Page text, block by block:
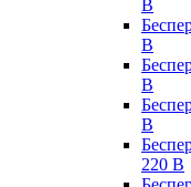
В
В
В
В
220 В